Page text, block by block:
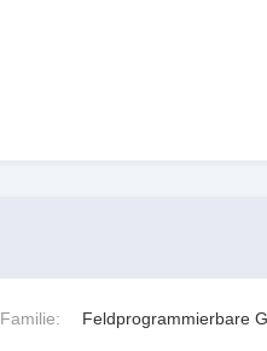
Familie: Feldprogrammierbare